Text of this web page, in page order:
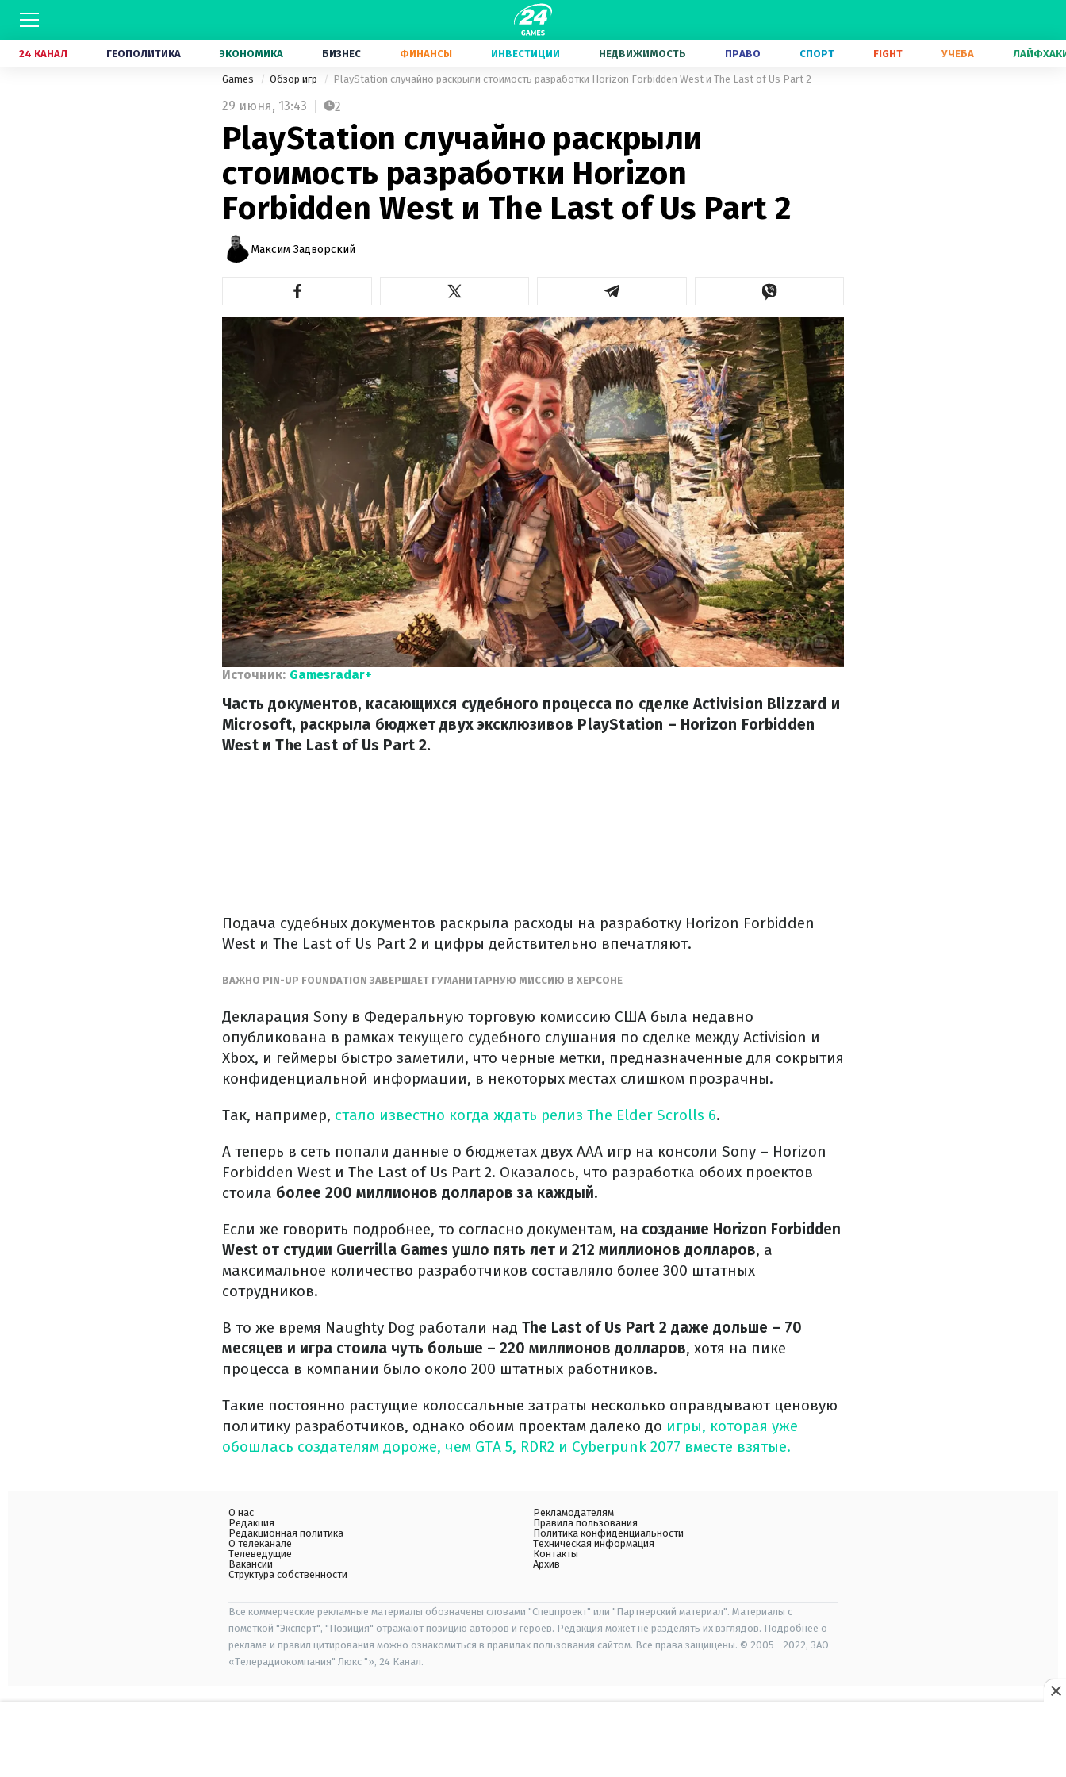
24 КАНАЛ ГЕОПОЛИТИКА ЭКОНОМИКА БИЗНЕС ФИНАНСЫ ИНВЕСТИЦИИ НЕДВИЖИМОСТЬ ПРАВО СПОРТ FIGHT УЧЕБА
Games Обзор игр PlayStation случайно раскрыли стоимость разработки Horizon Forbidden West и The Last of Us Part 2
29 июня, 13:43 2
PlayStation случайно раскрыли
стоимость разработки Horizon
Forbidden West и The Last of Us Part 2
Максим Задворский
Источник: Gamesradar+
Часть документов, касающихся судебного процесса по сделке Activision Blizzard и
Microsoft, раскрыла бюджет двух эксклюзивов PlayStation – Horizon Forbidden
West и The Last of Us Part 2.
Подача судебных документов раскрыла расходы на разработку Horizon Forbidden
West и The Last of Us Part 2 и цифры действительно впечатляют.
ВАЖНО PIN-UP FOUNDATION ЗАВЕРШАЕТ ГУМАНИТАРНУЮ МИССИЮ В ХЕРСОНЕ
Декларация Sony в Федеральную торговую комиссию США была недавно
опубликована в рамках текущего судебного слушания по сделке между Activision и
Xbox, и геймеры быстро заметили, что черные метки, предназначенные для сокрытия
конфиденциальной информации, в некоторых местах слишком прозрачны.
Так, например, стало известно когда ждать релиз The Elder Scrolls 6.
А теперь в сеть попали данные о бюджетах двух ААА игр на консоли Sony – Horizon
Forbidden West и The Last of Us Part 2. Оказалось, что разработка обоих проектов
стоила более 200 миллионов долларов за каждый.
Если же говорить подробнее, то согласно документам, на создание Horizon Forbidden
West от студии Guerrilla Games ушло пять лет и 212 миллионов долларов, а
максимальное количество разработчиков составляло более 300 штатных
сотрудников.
В то же время Naughty Dog работали над The Last of Us Part 2 даже дольше – 70
месяцев и игра стоила чуть больше – 220 миллионов долларов, хотя на пике
процесса в компании было около 200 штатных работников.
Такие постоянно растущие колоссальные затраты несколько оправдывают ценовую
политику разработчиков, однако обоим проектам далеко до игры, которая уже
обошлась создателям дороже, чем GTA 5, RDR2 и Cyberpunk 2077 вместе взятые.
О нас
Редакция
Редакционная политика
О телеканале
Телеведущие
Вакансии
Структура собственности
Рекламодателям
Правила пользования
Политика конфиденциальности
Техническая информация
Контакты
Архив
Все коммерческие рекламные материалы обозначены словами "Спецпроект" или "Партнерский материал". Материалы с
пометкой "Эксперт", "Позиция" отражают позицию авторов и героев. Редакция может не разделять их взглядов. Подробнее о
рекламе и правил цитирования можно ознакомиться в правилах пользования сайтом. Все права защищены. © 2005—2022, ЗАО
«Телерадиокомпания" Люкс "», 24 Канал.